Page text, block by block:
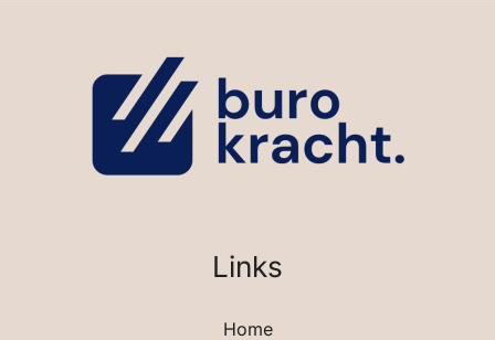
Links
Home